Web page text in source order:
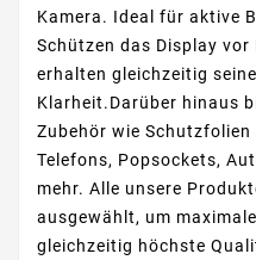
Kamera. Ideal für aktive
Schützen das Display
erhalten gleichzeitig
Klarheit.Darüber hinaus
Zubehör wie
Telefons, Popsockets,
mehr. Alle unsere
ausgewählt, um
gleichzeitig höchste